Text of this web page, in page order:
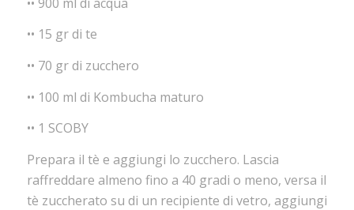
•• 15 gr di te
•• 70 gr di zucchero
•• 100 ml di Kombucha maturo
•• 1 SCOBY
Prepara il tè e aggiungi lo zucchero. Lascia
raffreddare almeno fino a 40 gradi o meno, versa il
tè zuccherato su di un recipiente di vetro, aggiungi